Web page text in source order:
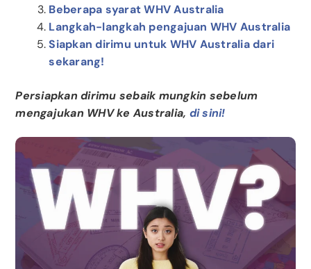
Beberapa syarat WHV Australia
Langkah-langkah pengajuan WHV Australia
Siapkan dirimu untuk WHV Australia dari
sekarang!
Persiapkan dirimu sebaik mungkin sebelum
mengajukan WHV ke Australia, di sini!